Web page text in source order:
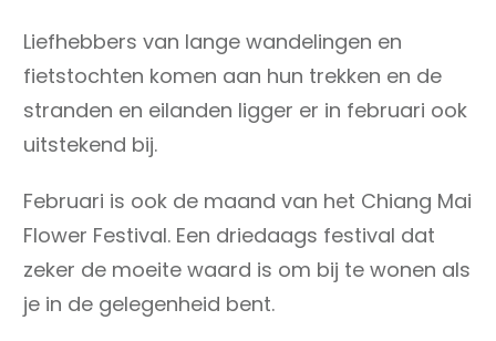
Liefhebbers van lange wandelingen en
fietstochten komen aan hun trekken en de
stranden en eilanden ligger er in februari ook
uitstekend bij.
Februari is ook de maand van het Chiang Mai
Flower Festival. Een driedaags festival dat
zeker de moeite waard is om bij te wonen als
je in de gelegenheid bent.